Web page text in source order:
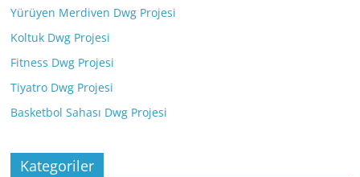
Yürüyen Merdiven Dwg Projesi
Koltuk Dwg Projesi
Fitness Dwg Projesi
Tiyatro Dwg Projesi
Basketbol Sahası Dwg Projesi
Kategoriler